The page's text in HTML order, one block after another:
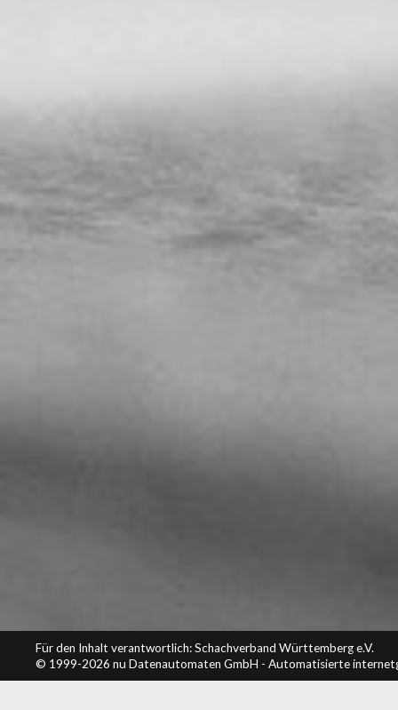
Für den Inhalt verantwortlich: Schachverband Württemberg e.V.
© 1999-2026 nu Datenautomaten GmbH - Automatisierte